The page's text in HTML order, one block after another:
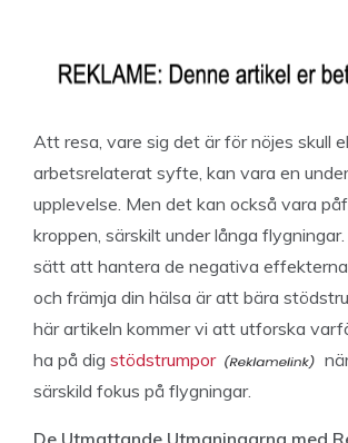
Att resa, vare sig det är för nöjes skull
arbetsrelaterat syfte, kan vara en
upplevelse. Men det kan också vara
kroppen, särskilt under långa
sätt att hantera de negativa
och främja din hälsa är att bära
här artikeln kommer vi att utforska
ha på dig stödstrumpor
särskild fokus på flygningar.
De Utmattande Utmaningarna med